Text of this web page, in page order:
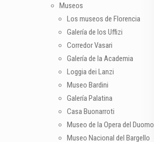
Museos
Los museos de Florencia
Galería de los Uffizi
Corredor Vasari
Galería de la Academia
Loggia dei Lanzi
Museo Bardini
Galería Palatina
Casa Buonarroti
Museo de la Opera del Duomo
Museo Nacional del Bargello